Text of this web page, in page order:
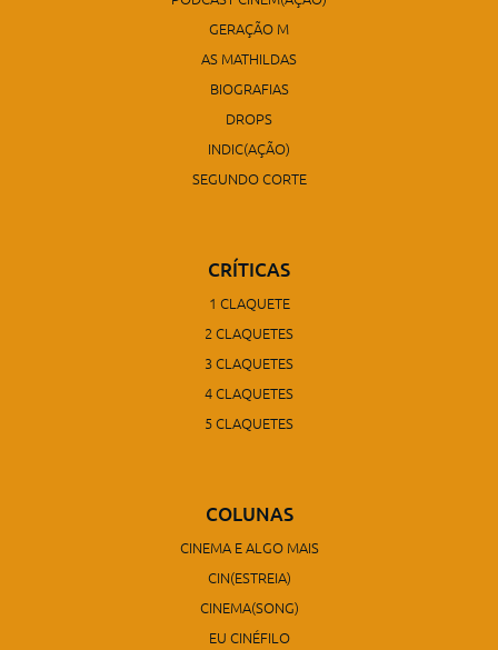
GERAÇÃO M
AS MATHILDAS
BIOGRAFIAS
DROPS
INDIC(AÇÃO)
SEGUNDO CORTE
CRÍTICAS
1 CLAQUETE
2 CLAQUETES
3 CLAQUETES
4 CLAQUETES
5 CLAQUETES
COLUNAS
CINEMA E ALGO MAIS
CIN(ESTREIA)
CINEMA(SONG)
EU CINÉFILO